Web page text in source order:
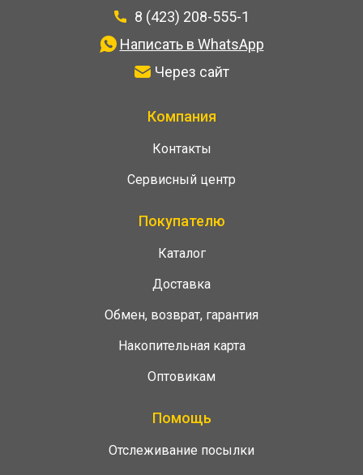
Компания
Контакты
Сервисный центр
Покупателю
Каталог
Доставка
Обмен, возврат, гарантия
Накопительная карта
Оптовикам
Помощь
Отслеживание посылки
8 (423) 208-555-1
Написать в WhatsApp
Через сайт